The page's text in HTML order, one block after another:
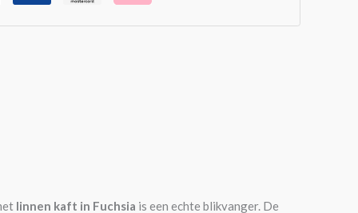
linnen kaft in Fuchsia is een echte blikvanger. De